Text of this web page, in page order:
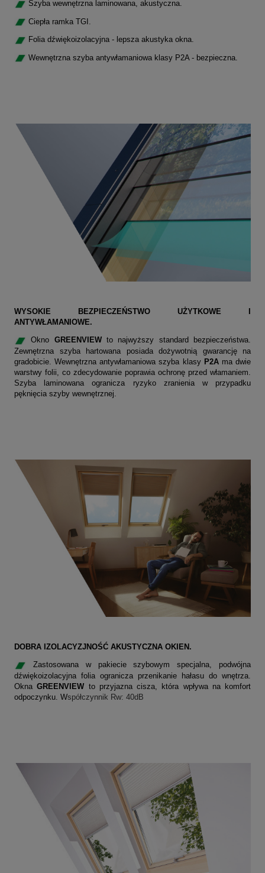
Szyba wewnętrzna laminowana, akustyczna.
Ciepła ramka TGI.
Folia dźwiękoizolacyjna - lepsza akustyka okna.
Wewnętrzna szyba antywłamaniowa klasy P2A - bezpieczna.
WYSOKIE BEZPIECZEŃSTWO UŻYTKOWE I
ANTYWŁAMANIOWE.
Okno GREENVIEWto najwyższy standard bezpieczeństwa.
Zewnętrzna szyba hartowana posiada dożywotnią gwarancję na
gradobicie. Wewnętrzna antywłamaniowa szyba klasy P2Ama dwie
warstwy folii, co zdecydowanie poprawia ochronę przed włamaniem.
Szyba laminowana ogranicza ryzyko zranienia w przypadku
pęknięcia szyby wewnętrznej.
DOBRA IZOLACYZJNOŚĆ AKUSTYCZNA OKIEN.
Zastosowana w pakiecie szybowym specjalna, podwójna
dźwiękoizolacyjna folia ogranicza przenikanie hałasu do wnętrza.
OknaGREENVIEW to przyjazna cisza, która wpływa na komfort
odpoczynku. Współczynnik Rw: 40dB